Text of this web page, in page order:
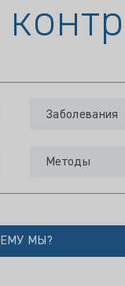
Заболевания
Методы
МЫ?